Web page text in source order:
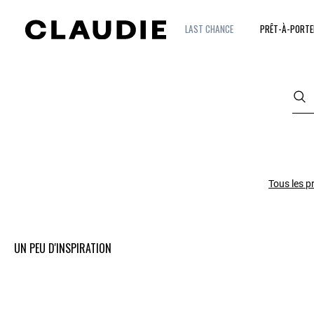
LAST CHANCE PRÊT-À-
Tous les
UN PEU D'INSPIRATION